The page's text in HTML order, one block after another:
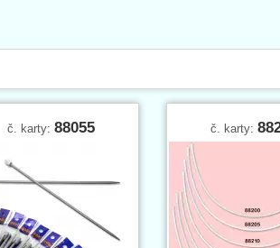
č. karty: 88055 č. karty: